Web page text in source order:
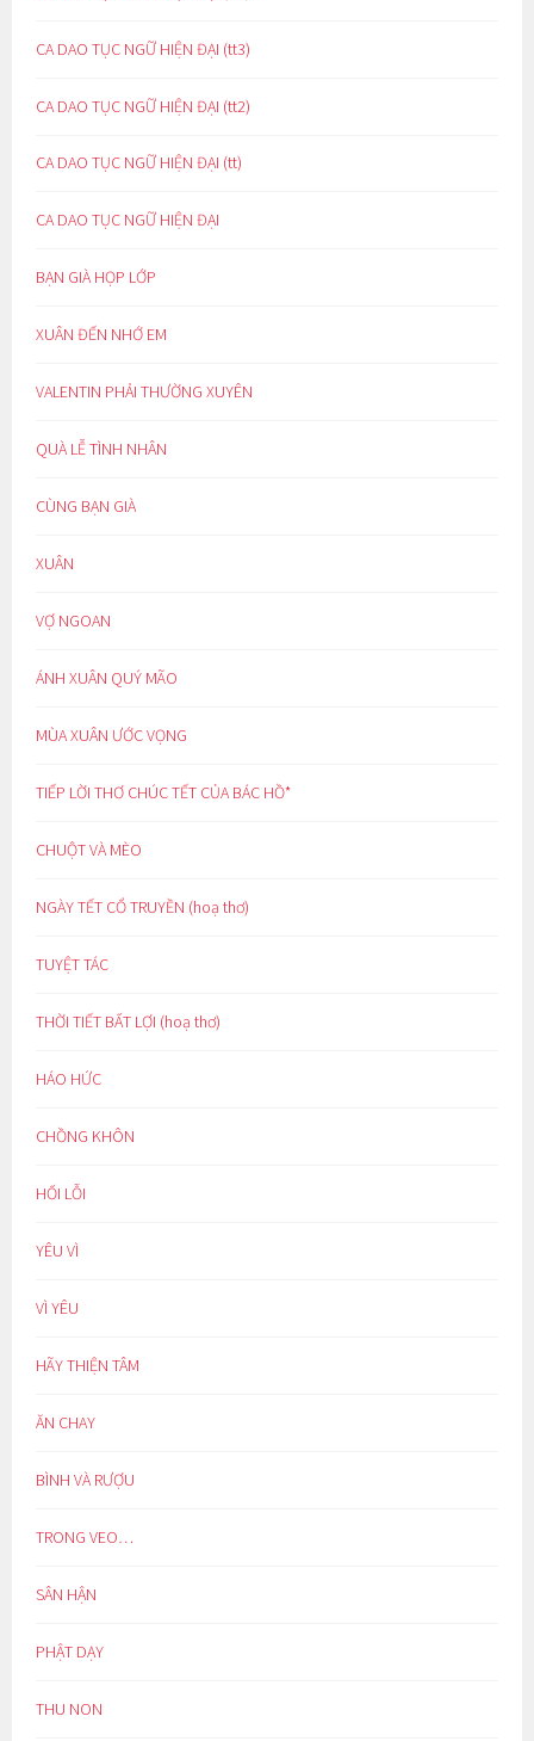
CA DAO TỤC NGỮ HIỆN ĐẠI (tt3)
CA DAO TỤC NGỮ HIỆN ĐẠI (tt2)
CA DAO TỤC NGỮ HIỆN ĐẠI (tt)
CA DAO TỤC NGỮ HIỆN ĐẠI
BẠN GIÀ HỌP LỚP
XUÂN ĐẾN NHỚ EM
VALENTIN PHẢI THƯỜNG XUYÊN
QUÀ LỄ TÌNH NHÂN
CÙNG BẠN GIÀ
XUÂN
VỢ NGOAN
ÁNH XUÂN QUÝ MÃO
MÙA XUÂN ƯỚC VỌNG
TIẾP LỜI THƠ CHÚC TẾT CỦA BÁC HỒ*
CHUỘT VÀ MÈO
NGÀY TẾT CỔ TRUYỀN (hoạ thơ)
TUYỆT TÁC
THỜI TIẾT BẤT LỢI (hoạ thơ)
HÁO HỨC
CHỒNG KHÔN
HỐI LỖI
YÊU VÌ
VÌ YÊU
HÃY THIỆN TÂM
ĂN CHAY
BÌNH VÀ RƯỢU
TRONG VEO…
SÂN HẬN
PHẬT DẠY
THU NON